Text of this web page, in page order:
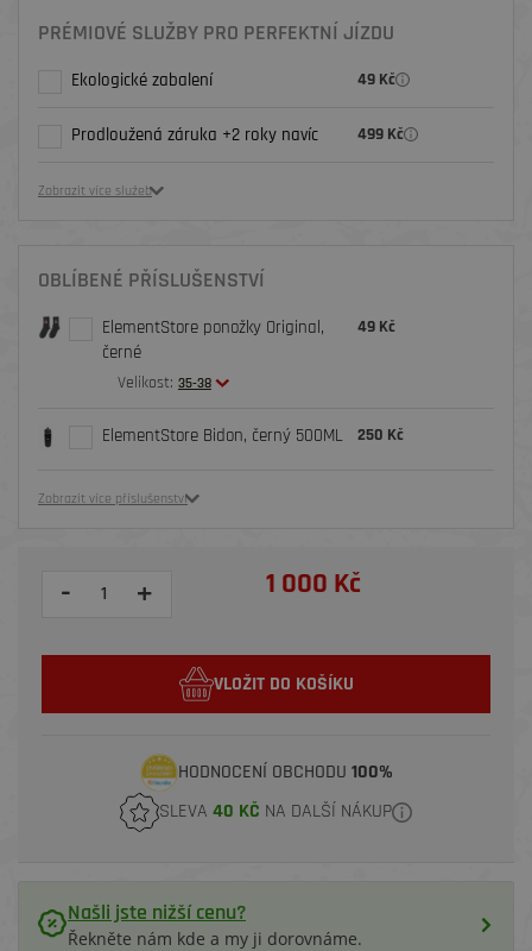
PRÉMIOVÉ SLUŽBY PRO PERFEKTNÍ JÍZDU
Ekologické zabalení 49 Kč
Prodloužená záruka +2 roky navíc 499 Kč
Zobrazit více služeb
OBLÍBENÉ PŘÍSLUŠENSTVÍ
ElementStore ponožky Original,
černé
Velikost: 35-38
49 Kč
ElementStore Bidon, černý 500ML 250 Kč
Zobrazit více příslušenství
- + 1 000 Kč
VLOŽIT DO KOŠÍKU
HODNOCENÍ OBCHODU 100%
SLEVA 40 KČ NA DALŠÍ NÁKUP
Našli jste nižší cenu?
Řekněte nám kde a my ji dorovnáme.